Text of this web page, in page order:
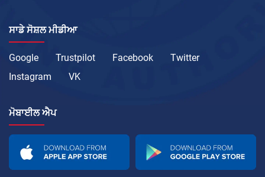
ਸਾਡੇ ਸੋਸ਼ਲ ਮੀਡੀਆ
Google Trustpilot Facebook
Twitter
Instagram
VK
ਮੋਬਾਈਲ ਐਪ